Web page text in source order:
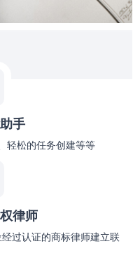
手
轻松的任务创建等等
律师
过认证的商标律师建立联